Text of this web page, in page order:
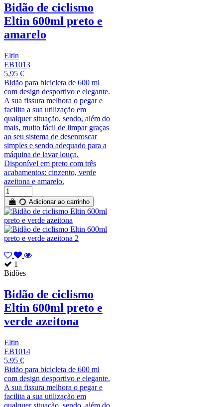
Bidão de ciclismo
Eltin 600ml preto e
amarelo
Eltin
EB1013
5,95 €
Bidão para bicicleta de 600 ml
com design desportivo e elegante.
A sua fissura melhora o pegar e
facilita a sua utilização em
qualquer situação, sendo, além do
mais, muito fácil de limpar graças
ao seu sistema de desenroscar
simples e sendo adequado para a
máquina de lavar louça.
Disponível em preto com três
acabamentos: cinzento, verde
azeitona e amarelo.
Adicionar ao carrinho
1
Bidões
Bidão de ciclismo
Eltin 600ml preto e
verde azeitona
Eltin
EB1014
5,95 €
Bidão para bicicleta de 600 ml
com design desportivo e elegante.
A sua fissura melhora o pegar e
facilita a sua utilização em
qualquer situação, sendo, além do